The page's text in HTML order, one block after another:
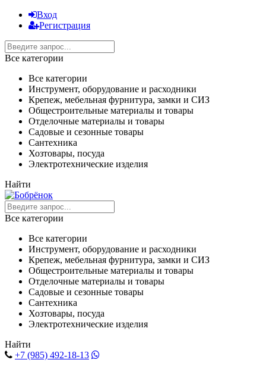
Вход
Регистрация
Все категории
Все категории
Инструмент, оборудование и расходники
Крепеж, мебельная фурнитура, замки и СИЗ
Общестроительные материалы и товары
Отделочные материалы и товары
Садовые и сезонные товары
Сантехника
Хозтовары, посуда
Электротехнические изделия
Найти
Все категории
Все категории
Инструмент, оборудование и расходники
Крепеж, мебельная фурнитура, замки и СИЗ
Общестроительные материалы и товары
Отделочные материалы и товары
Садовые и сезонные товары
Сантехника
Хозтовары, посуда
Электротехнические изделия
Найти
+7 (985) 492-18-13